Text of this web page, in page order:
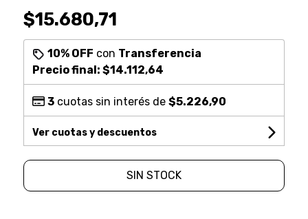
$15.680,71
10% OFF con Transferencia
Precio final: $14.112,64
3cuotas sin interés de $5.226,90
Ver cuotas y descuentos
SIN STOCK